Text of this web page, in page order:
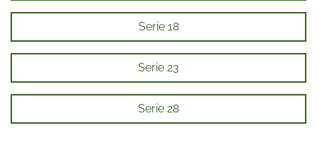
Serie 18
Serie 23
Serie 28